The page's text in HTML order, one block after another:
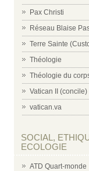
Pax Christi
Réseau Blaise
Terre Sainte
Théologie
Théologie du
Vatican II (concile)
vatican.va
SOCIAL,
ECOLOGIE
ATD Quart-monde